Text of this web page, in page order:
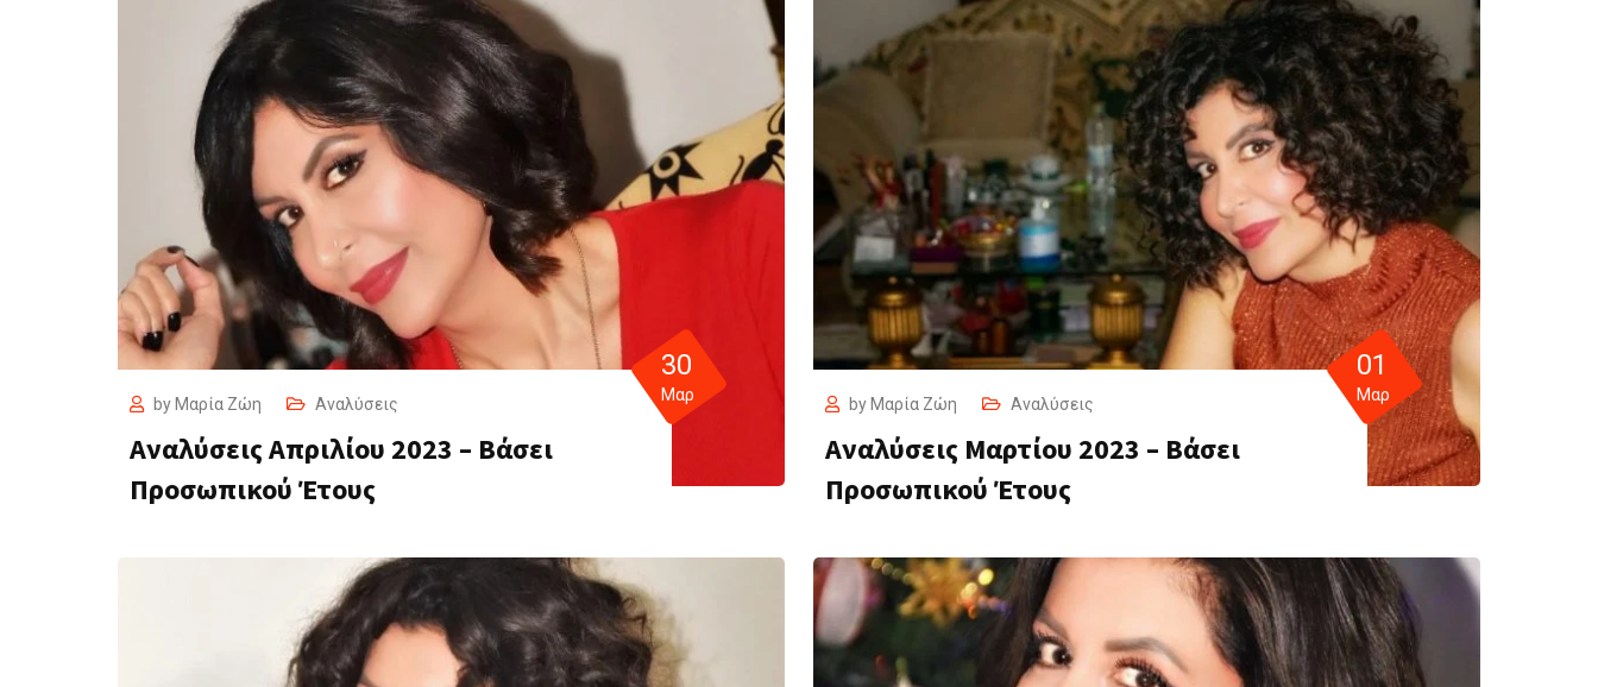
by Μαρία Ζώη Αναλύσεις
Αναλύσεις Απριλίου 2023 – Βάσει
Προσωπικού Έτους
30
Μαρ by Μαρία Ζώη Αναλύσεις
Αναλύσεις Μαρτίου 2023 – Βάσει
Προσωπικού Έτους
01
Μαρ